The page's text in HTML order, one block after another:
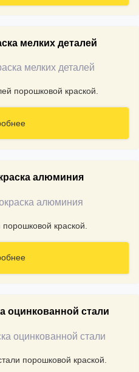
мелких деталей
порошковой краской.
алюминия
краской.
оцинкованной стали
порошковой краской.